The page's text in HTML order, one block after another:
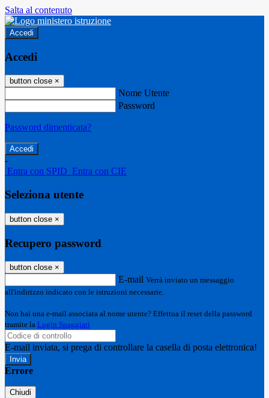
Salta al contenuto
Accedi
Accedi
button close ×
Nome Utente
Password
Password dimenticata?
-
Entra con SPID Entra con CIE
Seleziona utente
button close ×
Recupero password
button close ×
E-mail Verrà inviato un messaggio
all'indirizzo indicato con le istruzioni necessarie.
Non hai una e-mail associata al nome utente? Effettua il reset della password
tramite la Login Spaggiari
E-mail inviata, si prega di controllare la casella di posta elettronica!
Errore
Chiudi